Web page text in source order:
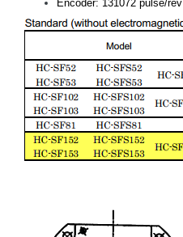
Encoder: 131072 pulse/rev